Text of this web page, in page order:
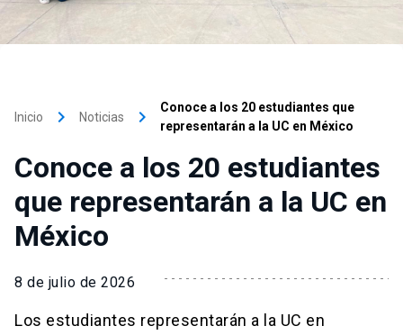
Inicio keyboard_arrow_right Noticias keyboard_arrow_right
Conoce a los 20 estudiantes que
representarán a la UC en México
Conoce a los 20 estudiantes
que representarán a la UC en
México
8 de julio de 2026
Los estudiantes representarán a la UC en